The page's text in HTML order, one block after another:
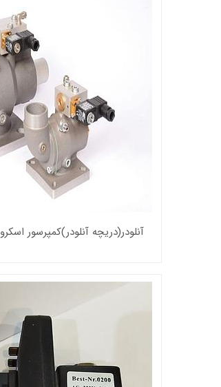
آنلودر(دریچه آنلودر)کمپرسور اسکرو